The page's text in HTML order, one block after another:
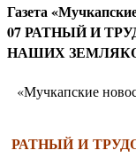
Газета
07 РАТНЫЙ И
НАШИХ
«Мучкапские
РАТНЫЙ И